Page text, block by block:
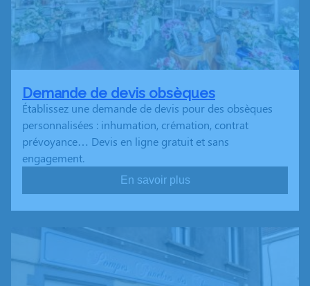
Demande de devis obsèques
Établissez une demande de devis pour des obsèques
personnalisées : inhumation, crémation, contrat
prévoyance… Devis en ligne gratuit et sans
engagement.
En savoir plus